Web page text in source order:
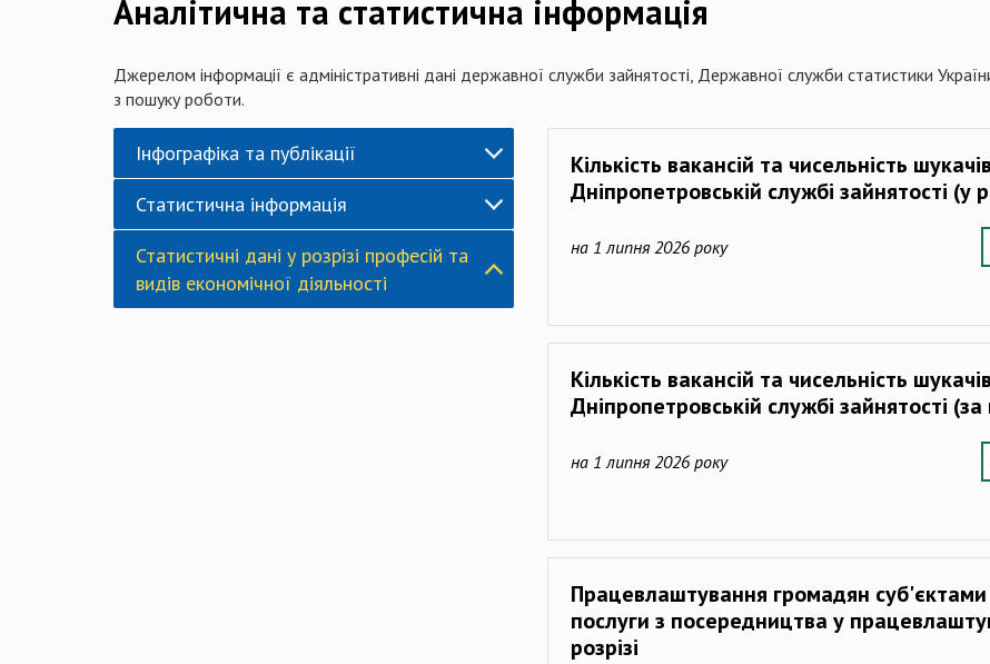
Аналітична та статистична інформація
Джерелом інформації є адміністративні дані державної служби зайнятості, Державної служби статистики
з пошуку роботи.
Інфографіка та публікації
Статистична інформація
Статистичні дані у розрізі професій та
видів економічної діяльності
Кількість вакансій та чисельність
Дніпропетровській службі зайнятості (у
на 1 липня 2026 року
Кількість вакансій та чисельність
Дніпропетровській службі зайнятості
на 1 липня 2026 року
Працевлаштування громадян
послуги з посередництва у
розрізі